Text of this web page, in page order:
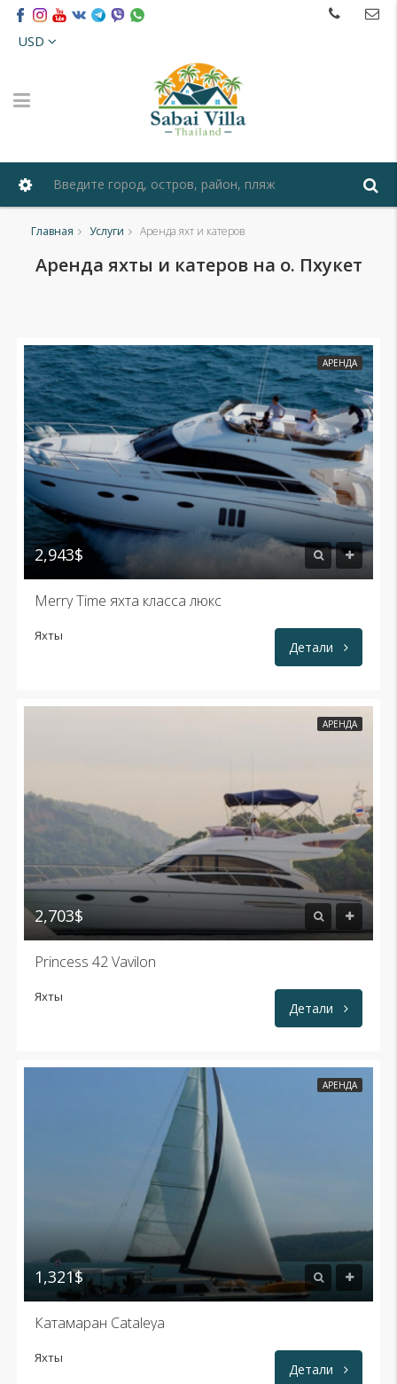
USD
Главная Услуги Аренда яхт и катеров
Аренда яхты и катеров на о. Пхукет
АРЕНДА
2,943$
Merry Time яхта класса люкс
Яхты
Детали
АРЕНДА
2,703$
Princess 42 Vavilon
Яхты
Детали
АРЕНДА
1,321$
Катамаран Cataleya
Яхты
Детали